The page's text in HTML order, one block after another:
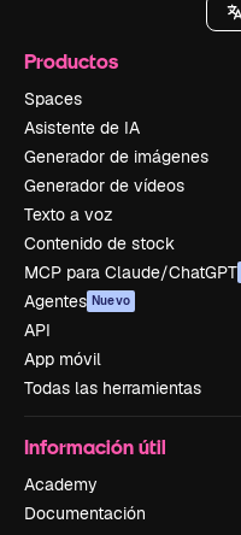
Productos
Spaces
Asistente de IA
Generador de imágenes
Generador de vídeos
Texto a voz
Contenido de stock
MCP para Claude/ChatGPT
Agentes Nuevo
API
App móvil
Todas las herramientas
Información útil
Academy
Documentación